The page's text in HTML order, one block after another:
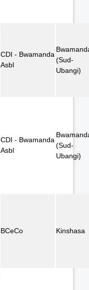
CDI - Bwamanda
Asbl
(Sud-
Ubangi)
CDI - Bwamanda
Asbl
(Sud-
Ubangi)
BCeCo Kinshasa